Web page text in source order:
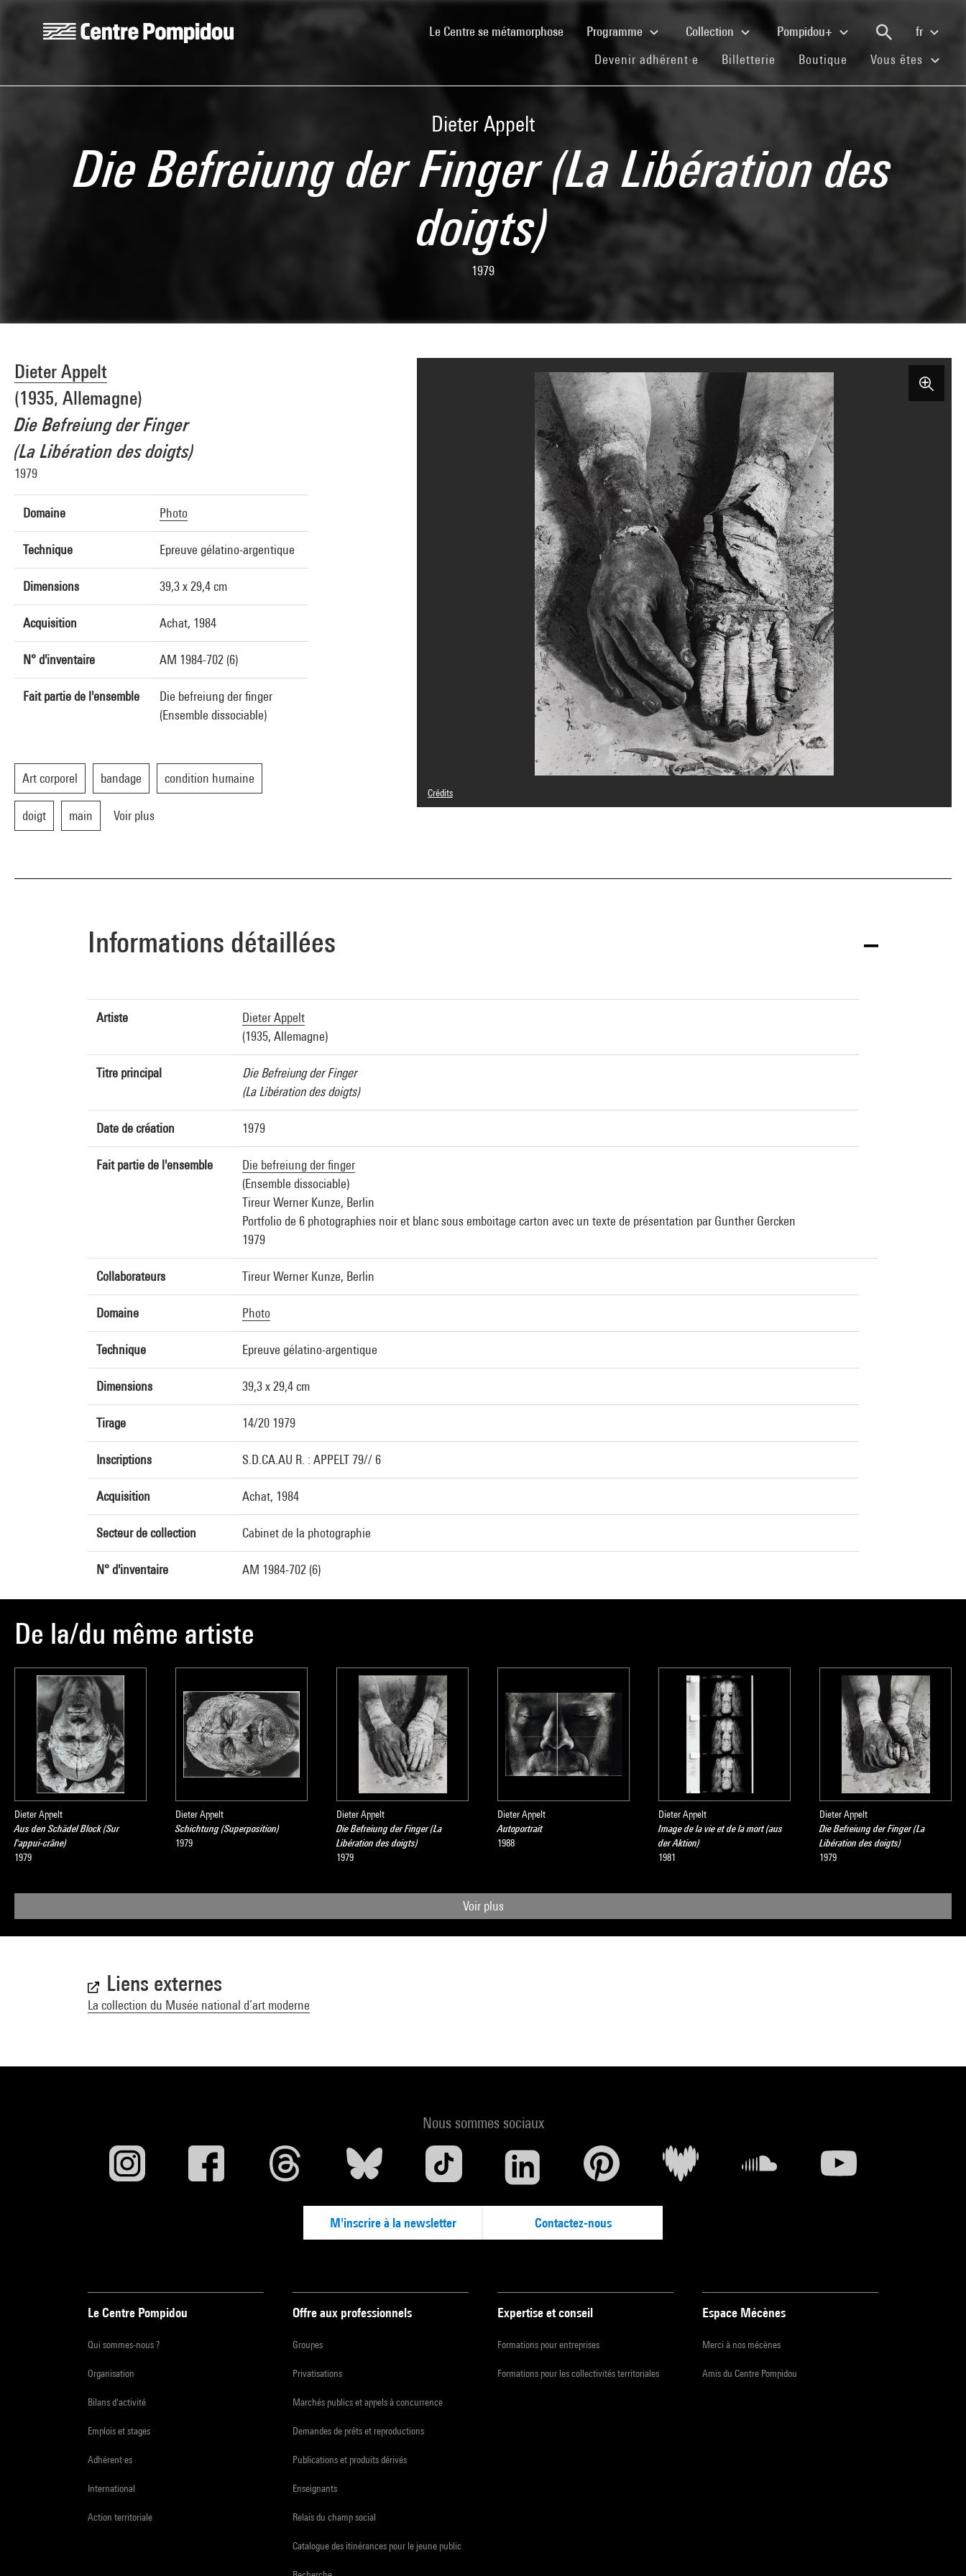
Le Centre se métamorphose(current)Programme Collection Pompidou+
fr
Devenir adhérent·e (current)
Billetterie (current)
Boutique (current)
Vous êtes
Dieter Appelt
Die Befreiung der Finger (La Libération des
doigts)
1979
Dieter Appelt
(1935, Allemagne)
Die Befreiung der Finger
(La Libération des doigts)
1979
Domaine Photo
Technique Epreuve gélatino-argentique
Dimensions 39,3 x 29,4 cm
Acquisition Achat, 1984
N° d'inventaire AM 1984-702 (6)
Fait partie de l'ensemble
Die befreiung der finger
(Ensemble dissociable)
Art corporel bandage condition humaine
doigt main Voir plus
Crédits
© Dieter Appelt
Informations détaillées
Artiste
Dieter Appelt
(1935, Allemagne)
Titre principal
Die Befreiung der Finger
(La Libération des doigts)
Date de création 1979
Fait partie de l'ensemble
Die befreiung der finger
(Ensemble dissociable)
Tireur Werner Kunze, Berlin
Portfolio de 6 photographies noir et blanc sous emboitage carton avec un texte de présentation par Gunther Gercken
1979
Collaborateurs Tireur Werner Kunze, Berlin
Domaine Photo
Technique Epreuve gélatino-argentique
Dimensions 39,3 x 29,4 cm
Tirage 14/20 1979
Inscriptions S.D.CA.AU R. : APPELT 79// 6
Acquisition Achat, 1984
Secteur de collection Cabinet de la photographie
N° d'inventaire AM 1984-702 (6)
De la/du même artiste
Dieter Appelt
Aus den Schädel Block (Sur
l'appui-crâne)
1979
Dieter Appelt
Schichtung (Superposition)
1979
Dieter Appelt
Die Befreiung der Finger (La
Libération des doigts)
1979
Dieter Appelt
Autoportrait
1988
Dieter Appelt
Image de la vie et de la mort (aus
der Aktion)
1981
Dieter Appelt
Die Befreiung der Finger (La
Libération des doigts)
1979
Voir plus
Liens externes
La collection du Musée national d’art moderne
Nous sommes sociaux
M'inscrire à la newsletter Contactez-nous
Le Centre Pompidou
Qui sommes-nous ?
Organisation
Bilans d'activité
Emplois et stages
Adhérent·es
International
Action territoriale
Offre aux professionnels
Groupes
Privatisations
Marchés publics et appels à concurrence
Demandes de prêts et reproductions
Publications et produits dérivés
Enseignants
Relais du champ social
Catalogue des itinérances pour le jeune public
Expertise et conseil
Formations pour entreprises
Formations pour les collectivités territoriales
Espace Mécènes
Merci à nos mécènes
Amis du Centre Pompidou